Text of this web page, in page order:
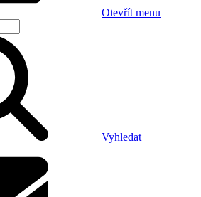
Otevřít menu
Vyhledat